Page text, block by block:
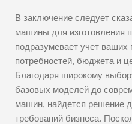
В заключение следует
машины для изготовления
подразумевает учет ваших
потребностей, бюджета и
Благодаря широкому
базовых моделей до
машин, найдется решение
требований бизнеса.